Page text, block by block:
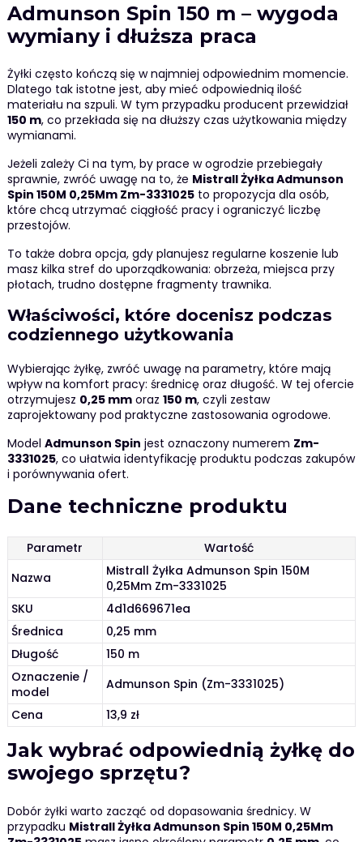
Admunson Spin 150 m – wygoda
wymiany i dłuższa praca
Żyłki często kończą się w najmniej odpowiednim momencie.
Dlatego tak istotne jest, aby mieć odpowiednią ilość
materiału na szpuli. W tym przypadku producent przewidział
150 m, co przekłada się na dłuższy czas użytkowania między
wymianami.
Jeżeli zależy Ci na tym, by prace w ogrodzie przebiegały
sprawnie, zwróć uwagę na to, że Mistrall Żyłka Admunson
Spin 150M 0,25Mm Zm-3331025to propozycja dla osób,
które chcą utrzymać ciągłość pracy i ograniczyć liczbę
przestojów.
To także dobra opcja, gdy planujesz regularne koszenie lub
masz kilka stref do uporządkowania: obrzeża, miejsca przy
płotach, trudno dostępne fragmenty trawnika.
Właściwości, które docenisz podczas
codziennego użytkowania
Wybierając żyłkę, zwróć uwagę na parametry, które mają
wpływ na komfort pracy: średnicę oraz długość. W tej ofercie
otrzymujesz 0,25 mmoraz 150 m, czyli zestaw
zaprojektowany pod praktyczne zastosowania ogrodowe.
Model Admunson Spin jest oznaczony numerem Zm-
3331025, co ułatwia identyfikację produktu podczas zakupów
i porównywania ofert.
Dane techniczne produktu
Parametr
Wartość
Nazwa
Mistrall Żyłka Admunson Spin 150M
0,25Mm Zm-3331025
SKU
4d1d669671ea
Średnica
0,25 mm
Długość
150 m
Oznaczenie /
model
Admunson Spin (Zm-3331025)
Cena
13,9 zł
Jak wybrać odpowiednią żyłkę do
swojego sprzętu?
Dobór żyłki warto zacząć od dopasowania średnicy. W
przypadku Mistrall Żyłka Admunson Spin 150M 0,25Mm